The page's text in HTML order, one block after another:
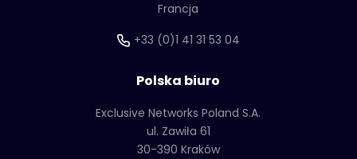
Francja
+33 (0)1 41 31 53 04
Polska biuro
Exclusive Networks Poland S.A.
ul. Zawiła 61
30-390 Kraków